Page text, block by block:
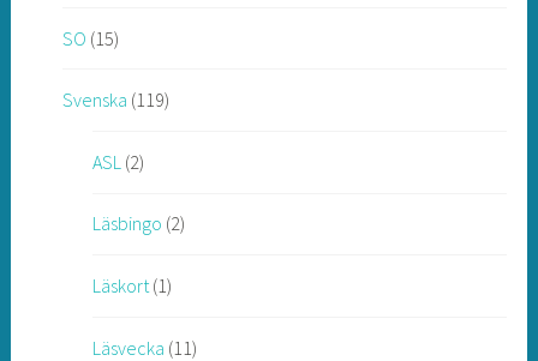
SO (15)
Svenska (119)
ASL (2)
Läsbingo (2)
Läskort (1)
Läsvecka (11)